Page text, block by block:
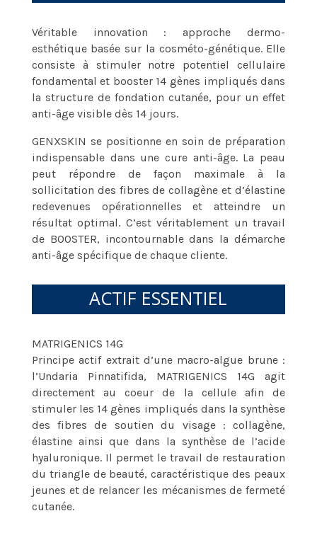
Véritable innovation : approche dermo-
esthétique basée sur la cosméto-génétique. Elle
consiste à stimuler notre potentiel cellulaire
fondamental et booster 14 gènes impliqués dans
la structure de fondation cutanée, pour un effet
anti-âge visible dès 14 jours.
GENXSKIN se positionne en soin de préparation
indispensable dans une cure anti-âge. La peau
peut répondre de façon maximale à la
sollicitation des fibres de collagène et d’élastine
redevenues opérationnelles et atteindre un
résultat optimal. C’est véritablement un travail
de BOOSTER, incontournable dans la démarche
anti-âge spécifique de chaque cliente.
ACTIF ESSENTIEL
MATRIGENICS 14G
Principe actif extrait d’une macro-algue brune :
l’Undaria Pinnatifida, MATRIGENICS 14G agit
directement au coeur de la cellule afin de
stimuler les 14 gènes impliqués dans la synthèse
des fibres de soutien du visage : collagène,
élastine ainsi que dans la synthèse de l’acide
hyaluronique. Il permet le travail de restauration
du triangle de beauté, caractéristique des peaux
jeunes et de relancer les mécanismes de fermeté
cutanée.